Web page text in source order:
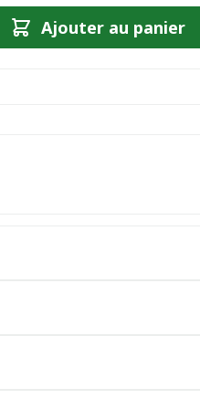
Ajouter au panier